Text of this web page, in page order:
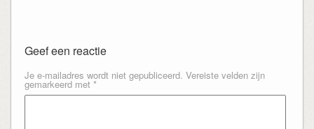
Geef een reactie
Je e-mailadres wordt niet gepubliceerd. Vereiste velden zijn
gemarkeerd met *